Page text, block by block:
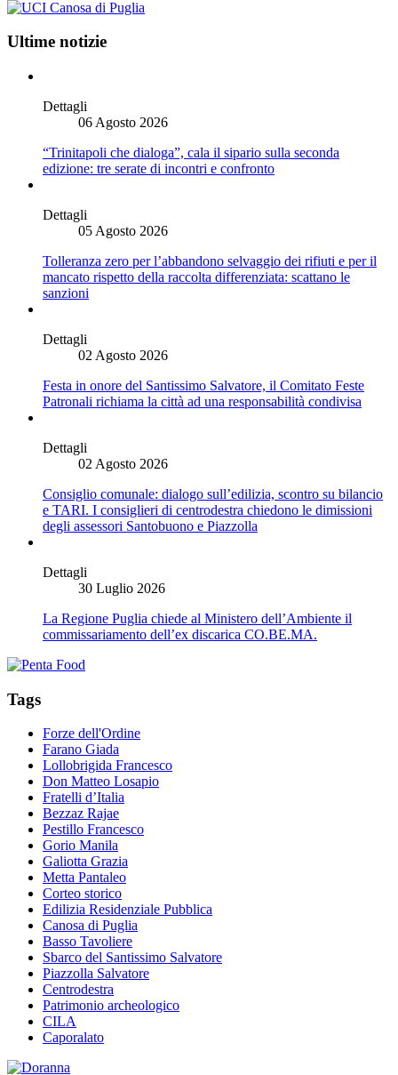
Ultime notizie
Dettagli
06 Agosto 2026
“Trinitapoli che dialoga”, cala il sipario sulla seconda
edizione: tre serate di incontri e confronto
Dettagli
05 Agosto 2026
Tolleranza zero per l’abbandono selvaggio dei rifiuti e per il
mancato rispetto della raccolta differenziata: scattano le
sanzioni
Dettagli
02 Agosto 2026
Festa in onore del Santissimo Salvatore, il Comitato Feste
Patronali richiama la città ad una responsabilità condivisa
Dettagli
02 Agosto 2026
Consiglio comunale: dialogo sull’edilizia, scontro su bilancio
e TARI. I consiglieri di centrodestra chiedono le dimissioni
degli assessori Santobuono e Piazzolla
Dettagli
30 Luglio 2026
La Regione Puglia chiede al Ministero dell’Ambiente il
commissariamento dell’ex discarica CO.BE.MA.
Tags
Forze dell'Ordine
Farano Giada
Lollobrigida Francesco
Don Matteo Losapio
Fratelli d’Italia
Bezzaz Rajae
Pestillo Francesco
Gorio Manila
Galiotta Grazia
Metta Pantaleo
Corteo storico
Edilizia Residenziale Pubblica
Canosa di Puglia
Basso Tavoliere
Sbarco del Santissimo Salvatore
Piazzolla Salvatore
Centrodestra
Patrimonio archeologico
CILA
Caporalato